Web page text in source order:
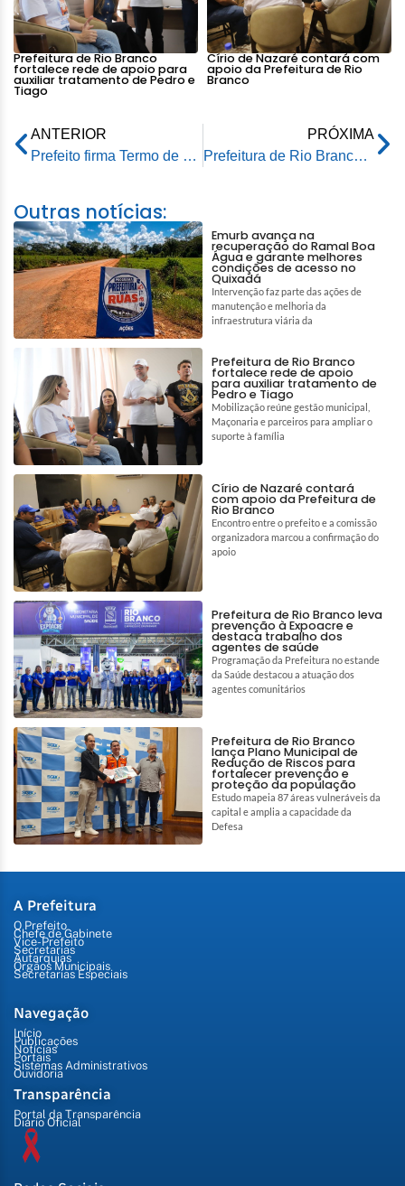
Prefeitura de Rio Branco
fortalece rede de apoio para
auxiliar tratamento de Pedro e
Tiago
Círio de Nazaré contará com
apoio da Prefeitura de Rio
Branco
ANTERIOR
Prefeito firma Termo de Cooperação com Incra para garantir documentação de terra ao homem do campo
PRÓXIMA
Prefeitura de Rio Branco participa de capacitação sobre a violência doméstica
Outras notícias:
Emurb avança na
recuperação do Ramal Boa
Água e garante melhores
condições de acesso no
Quixadá
Intervenção faz parte das ações de
manutenção e melhoria da
infraestrutura viária da
Prefeitura de Rio Branco
fortalece rede de apoio
para auxiliar tratamento de
Pedro e Tiago
Mobilização reúne gestão municipal,
Maçonaria e parceiros para ampliar o
suporte à família
Círio de Nazaré contará
com apoio da Prefeitura de
Rio Branco
Encontro entre o prefeito e a comissão
organizadora marcou a confirmação do
apoio
Prefeitura de Rio Branco leva
prevenção à Expoacre e
destaca trabalho dos
agentes de saúde
Programação da Prefeitura no estande
da Saúde destacou a atuação dos
agentes comunitários
Prefeitura de Rio Branco
lança Plano Municipal de
Redução de Riscos para
fortalecer prevenção e
proteção da população
Estudo mapeia 87 áreas vulneráveis da
capital e amplia a capacidade da
Defesa
A Prefeitura
O Prefeito
Chefe de Gabinete
Vice-Prefeito
Secretarias
Autarquias
Órgãos Municipais
Secretarias Especiais
Navegação
Início
Publicações
Notícias
Portais
Sistemas Administrativos
Ouvidoria
Transparência
Portal da Transparência
Diário Oficial